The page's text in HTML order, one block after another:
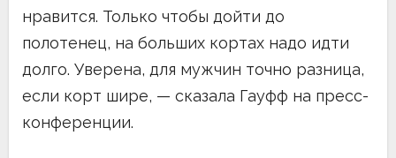
нравится. Только чтобы дойти до
полотенец, на больших кортах надо идти
долго. Уверена, для мужчин точно разница,
если корт шире, — сказала Гауфф на пресс-
конференции.